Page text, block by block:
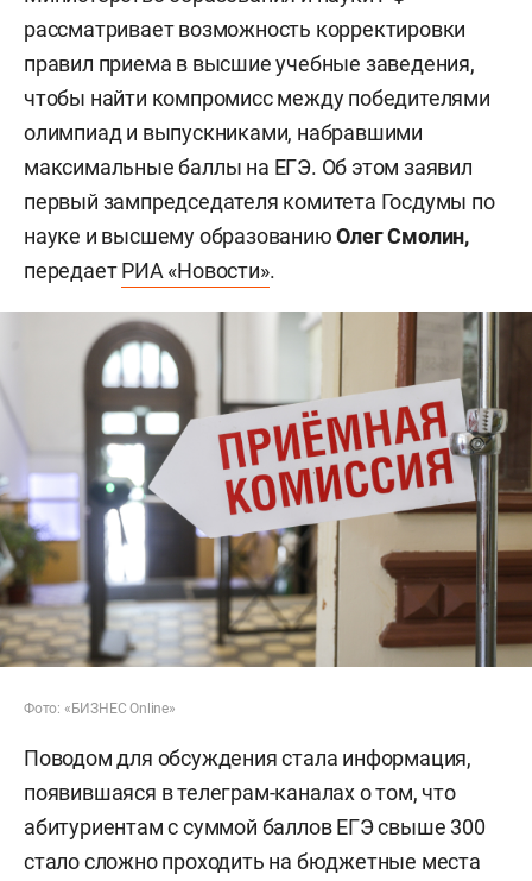
рассматривает возможность корректировки
правил приема в высшие учебные заведения,
чтобы найти компромисс между победителями
олимпиад и выпускниками, набравшими
максимальные баллы на ЕГЭ. Об этом заявил
первый зампредседателя комитета Госдумы по
науке и высшему образованиюОлег Смолин,
передаетРИА «Новости».
Фото: «БИЗНЕС Online»
Поводом для обсуждения стала информация,
появившаяся в телеграм-каналах о том, что
абитуриентам с суммой баллов ЕГЭ свыше 300
стало сложно проходить на бюджетные места